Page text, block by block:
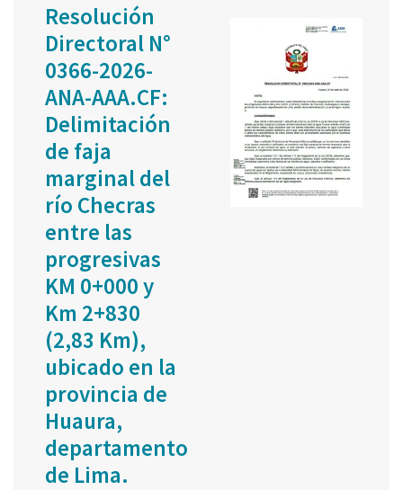
Resolución
Directoral N°
0366-2026-
ANA-AAA.CF:
Delimitación
de faja
marginal del
río Checras
entre las
progresivas
KM 0+000 y
Km 2+830
(2,83 Km),
ubicado en la
provincia de
Huaura,
departamento
de Lima.